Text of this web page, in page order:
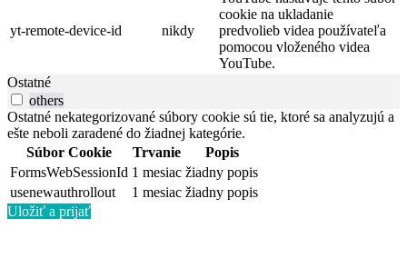
yt-remote-device-id nikdy
cookie na ukladanie
predvolieb videa používateľa
pomocou vloženého videa
YouTube.
Ostatné
others
Ostatné nekategorizované súbory cookie sú tie, ktoré sa analyzujú a
ešte neboli zaradené do žiadnej kategórie.
Súbor Cookie
Trvanie
Popis
FormsWebSessionId 1 mesiac žiadny popis
usenewauthrollout
1 mesiac žiadny popis
Uložiť a prijať